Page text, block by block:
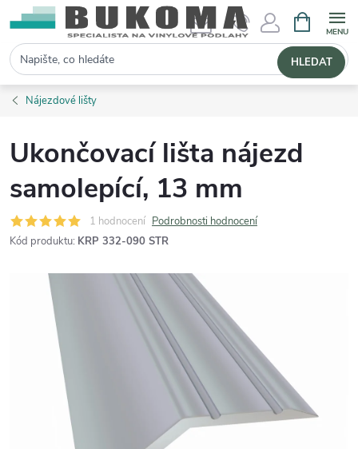
Hledat HLEDAT
Nájezdové lišty
Ukončovací lišta nájezd
samolepící, 13 mm
1 hodnocení Podrobnosti hodnocení
Kód produktu: KRP 332-090 STR